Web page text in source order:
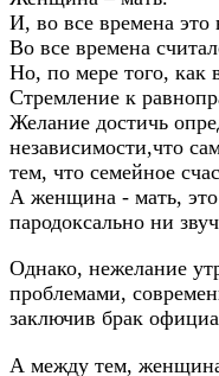
И, во все времена это
Во все времена
Но, по мере того, как
Стремление к
Желание достичь
независимости,что
тем, что семейное
А женщина - мать,
пародоксально ни
Однако, нежелание
проблемами,
заключив брак
А между тем,